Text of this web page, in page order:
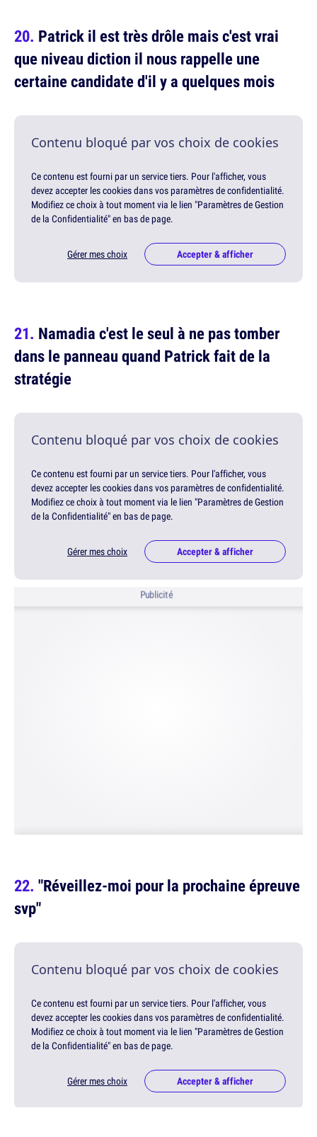
Patrick il est très drôle mais c'est vrai
que niveau diction il nous rappelle une
certaine candidate d'il y a quelques mois
Contenu bloqué par vos choix de cookies
Ce contenu est fourni par un service tiers. Pour l'afficher, vous
devez accepter les cookies dans vos paramètres de confidentialité.
Modifiez ce choix à tout moment via le lien "Paramètres de Gestion
de la Confidentialité" en bas de page.
Gérer mes choix Accepter & afficher
Namadia c'est le seul à ne pas tomber
dans le panneau quand Patrick fait de la
stratégie
Contenu bloqué par vos choix de cookies
Ce contenu est fourni par un service tiers. Pour l'afficher, vous
devez accepter les cookies dans vos paramètres de confidentialité.
Modifiez ce choix à tout moment via le lien "Paramètres de Gestion
de la Confidentialité" en bas de page.
Gérer mes choix Accepter & afficher
Publicité
"Réveillez-moi pour la prochaine épreuve
svp"
Contenu bloqué par vos choix de cookies
Ce contenu est fourni par un service tiers. Pour l'afficher, vous
devez accepter les cookies dans vos paramètres de confidentialité.
Modifiez ce choix à tout moment via le lien "Paramètres de Gestion
de la Confidentialité" en bas de page.
Gérer mes choix Accepter & afficher